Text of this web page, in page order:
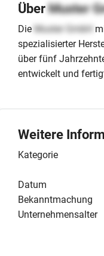
ÜberMuster
Die Muster GmbH
spezialisierter
über fünf
entwickelt und
Weitere
Kategorie
Datum
Bekanntmachung
Unternehmensalter